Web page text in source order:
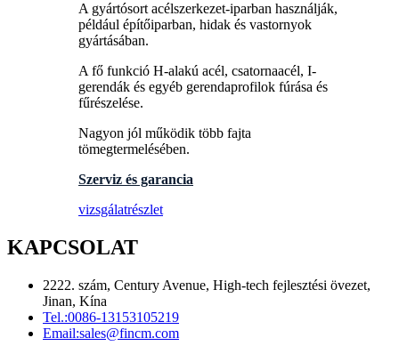
A gyártósort acélszerkezet-iparban használják,
például építőiparban, hidak és vastornyok
gyártásában.
A fő funkció H-alakú acél, csatornaacél, I-
gerendák és egyéb gerendaprofilok fúrása és
fűrészelése.
Nagyon jól működik több fajta
tömegtermelésében.
Szerviz és garancia
vizsgálatrészlet
KAPCSOLAT
2222. szám, Century Avenue, High-tech fejlesztési övezet,
Jinan, Kína
Tel.:0086-13153105219
Email:sales@fincm.com